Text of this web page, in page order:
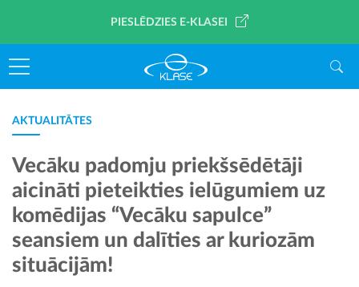
PIESLĒDZIES E-KLASEI
AKTUALITĀTES
Vecāku padomju priekšsēdētāji
aicināti pieteikties ielūgumiem uz
komēdijas “Vecāku sapulce”
seansiem un dalīties ar kuriozām
situācijām!